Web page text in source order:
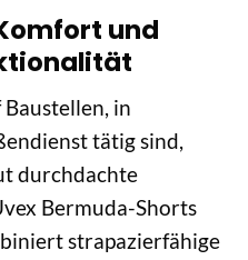
und
in
tätig sind,
durchdachte
Bermuda-Shorts
strapazierfähige